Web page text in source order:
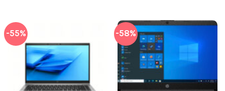
-55% -58%